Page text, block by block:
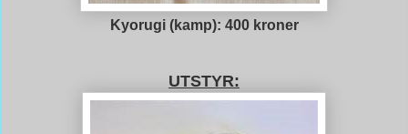
Kyorugi (kamp): 400 kroner
UTSTYR: